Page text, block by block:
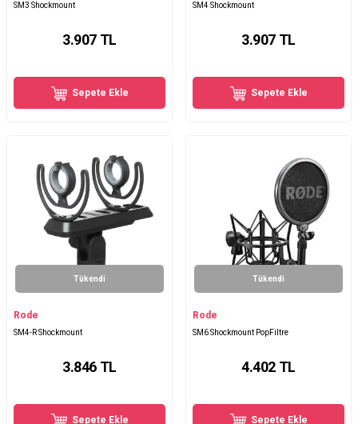
SM3 Shockmount
3.907 TL
Sepete Ekle
SM4 Shockmount
3.907 TL
Sepete Ekle
Tükendi
Rode
SM4-R Shockmount
3.846 TL
Sepete Ekle
Tükendi
Rode
SM6 Shockmount PopFiltre
4.402 TL
Sepete Ekle